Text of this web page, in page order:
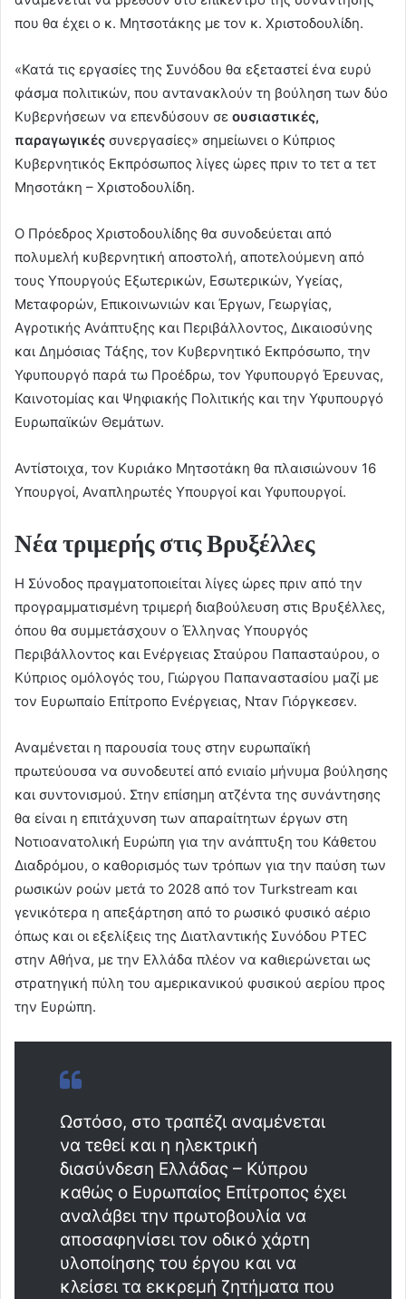
που θα έχει ο κ. Μητσοτάκης με τον κ. Χριστοδουλίδη.
«Κατά τις εργασίες της Συνόδου θα εξεταστεί ένα ευρύ
φάσμα πολιτικών, που αντανακλούν τη βούληση των δύο
Κυβερνήσεων να επενδύσουν σε ουσιαστικές,
παραγωγικές συνεργασίες» σημείωνει ο Κύπριος
Κυβερνητικός Εκπρόσωπος λίγες ώρες πριν το τετ α τετ
Μησοτάκη – Χριστοδουλίδη.
Ο Πρόεδρος Χριστοδουλίδης θα συνοδεύεται από
πολυμελή κυβερνητική αποστολή, αποτελούμενη από
τους Υπουργούς Εξωτερικών, Εσωτερικών, Υγείας,
Μεταφορών, Επικοινωνιών και Έργων, Γεωργίας,
Αγροτικής Ανάπτυξης και Περιβάλλοντος, Δικαιοσύνης
και Δημόσιας Τάξης, τον Κυβερνητικό Εκπρόσωπο, την
Υφυπουργό παρά τω Προέδρω, τον Υφυπουργό Έρευνας,
Καινοτομίας και Ψηφιακής Πολιτικής και την Υφυπουργό
Ευρωπαϊκών Θεμάτων.
Αντίστοιχα, τον Κυριάκο Μητσοτάκη θα πλαισιώνουν 16
Υπουργοί, Αναπληρωτές Υπουργοί και Υφυπουργοί.
Νέα τριμερής στις Βρυξέλλες
Η Σύνοδος πραγματοποιείται λίγες ώρες πριν από την
προγραμματισμένη τριμερή διαβούλευση στις Βρυξέλλες,
όπου θα συμμετάσχουν ο Έλληνας Υπουργός
Περιβάλλοντος και Ενέργειας Σταύρου Παπασταύρου, ο
Κύπριος ομόλογός του, Γιώργου Παπαναστασίου μαζί με
τον Ευρωπαίο Επίτροπο Ενέργειας, Νταν Γιόργκεσεν.
Αναμένεται η παρουσία τους στην ευρωπαϊκή
πρωτεύουσα να συνοδευτεί από ενιαίο μήνυμα βούλησης
και συντονισμού. Στην επίσημη ατζέντα της συνάντησης
θα είναι η επιτάχυνση των απαραίτητων έργων στη
Νοτιοανατολική Ευρώπη για την ανάπτυξη του Κάθετου
Διαδρόμου, ο καθορισμός των τρόπων για την παύση των
ρωσικών ροών μετά το 2028 από τον Turkstream και
γενικότερα η απεξάρτηση από το ρωσικό φυσικό αέριο
όπως και οι εξελίξεις της Διατλαντικής Συνόδου PTEC
στην Αθήνα, με την Ελλάδα πλέον να καθιερώνεται ως
στρατηγική πύλη του αμερικανικού φυσικού αερίου προς
την Ευρώπη.
Ωστόσο, στο τραπέζι αναμένεται
να τεθεί και η ηλεκτρική
διασύνδεση Ελλάδας – Κύπρου
καθώς ο Ευρωπαίος Επίτροπος έχει
αναλάβει την πρωτοβουλία να
αποσαφηνίσει τον οδικό χάρτη
υλοποίησης του έργου και να
κλείσει τα εκκρεμή ζητήματα που